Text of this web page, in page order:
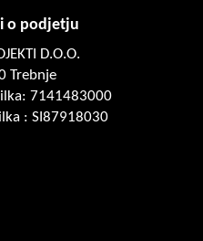
o podjetju
D.O.O.
Trebnje
7141483000
: SI87918030